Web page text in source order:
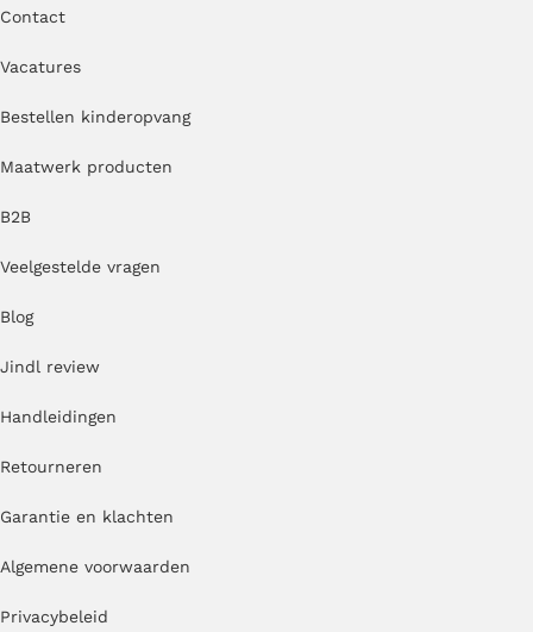
Contact
Vacatures
Bestellen kinderopvang
Maatwerk producten
B2B
Veelgestelde vragen
Blog
Jindl review
Handleidingen
Retourneren
Garantie en klachten
Algemene voorwaarden
Privacybeleid